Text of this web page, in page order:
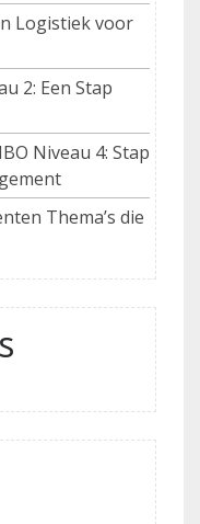
Logistiek voor
2: Een Stap
Niveau 4: Stap
Thema’s die